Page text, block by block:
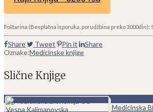
Poštarina (Besplatna isporuka, porudžbina preko 3000din):
Share Tweet Pin it
Share
Oznake:Medicinske knjige
Slične Knjige
Medicinska